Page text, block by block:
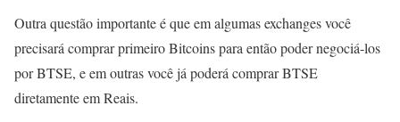
Outra questão importante é que em algumas exchanges você
precisará comprar primeiro Bitcoins para então poder negociá-los
por BTSE, e em outras você já poderá comprar BTSE
diretamente em Reais.